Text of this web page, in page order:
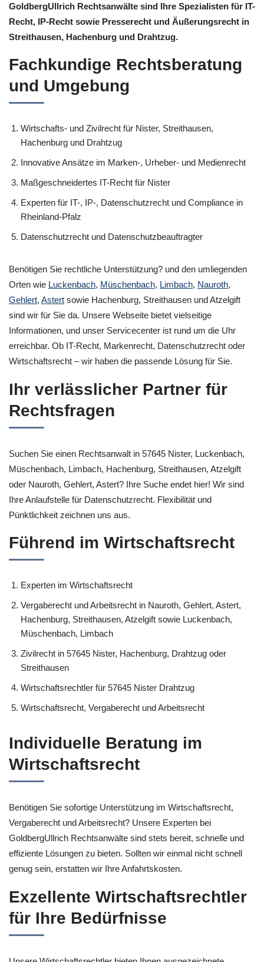
GoldbergUllrich Rechtsanwälte sind Ihre Spezialisten für IT-
Recht, IP-Recht sowie Presserecht und Äußerungsrecht in
Streithausen, Hachenburg und Drahtzug.
Fachkundige Rechtsberatung
und Umgebung
Wirtschafts- und Zivilrecht für Nister, Streithausen,
Hachenburg und Drahtzug
Innovative Ansätze im Marken-, Urheber- und Medienrecht
Maßgeschneidertes IT-Recht für Nister
Experten für IT-, IP-, Datenschutzrecht und Compliance in
Rheinland-Pfalz
Datenschutzrecht und Datenschutzbeauftragter
Benötigen Sie rechtliche Unterstützung? und den umliegenden
Orten wie Luckenbach, Müschenbach, Limbach, Nauroth,
Gehlert, Astert sowie Hachenburg, Streithausen und Atzelgift
sind wir für Sie da. Unsere Webseite bietet vielseitige
Informationen, und unser Servicecenter ist rund um die Uhr
erreichbar. Ob IT-Recht, Markenrecht, Datenschutzrecht oder
Wirtschaftsrecht – wir haben die passende Lösung für Sie.
Ihr verlässlicher Partner für
Rechtsfragen
Suchen Sie einen Rechtsanwalt in 57645 Nister, Luckenbach,
Müschenbach, Limbach, Hachenburg, Streithausen, Atzelgift
oder Nauroth, Gehlert, Astert? Ihre Suche endet hier! Wir sind
Ihre Anlaufstelle für Datenschutzrecht. Flexibilität und
Pünktlichkeit zeichnen uns aus.
Führend im Wirtschaftsrecht
Experten im Wirtschaftsrecht
Vergaberecht und Arbeitsrecht in Nauroth, Gehlert, Astert,
Hachenburg, Streithausen, Atzelgift sowie Luckenbach,
Müschenbach, Limbach
Zivilrecht in 57645 Nister, Hachenburg, Drahtzug oder
Streithausen
Wirtschaftsrechtler für 57645 Nister Drahtzug
Wirtschaftsrecht, Vergaberecht und Arbeitsrecht
Individuelle Beratung im
Wirtschaftsrecht
Benötigen Sie sofortige Unterstützung im Wirtschaftsrecht,
Vergaberecht und Arbeitsrecht? Unsere Experten bei
GoldbergUllrich Rechtsanwälte sind stets bereit, schnelle und
effiziente Lösungen zu bieten. Sollten wir einmal nicht schnell
genug sein, erstatten wir Ihre Anfahrtskosten.
Exzellente Wirtschaftsrechtler
für Ihre Bedürfnisse